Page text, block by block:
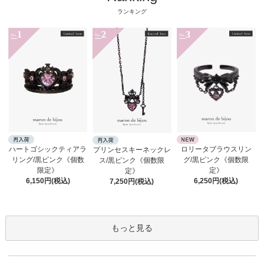
ランキング
No. 1
ハートゴシックティアラ
リング/黒ピンク《個数
限定》
6,150円(税込)
No. 2
プリンセスキーネックレ
ス/黒ピンク《個数限
定》
7,250円(税込)
No. 3
ロリータブラウスリン
グ/黒ピンク《個数限
定》
6,250円(税込)
もっと見る